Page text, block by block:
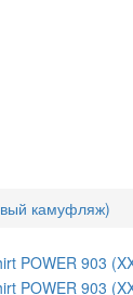
камуфляж)